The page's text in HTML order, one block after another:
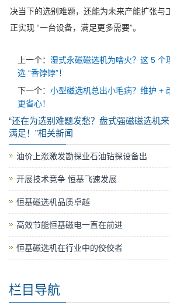
决当下的选别难题，还能为未来产能扩张与
正实现 “一台设备，满足更多需要”。
上一个： 湿式永磁磁选机为啥火？这 5 个
选 “香饽饽”！
下一个： 小型磁选机总出小毛病？维护 +
更省心！
“还在为选别难题发愁？盘式强磁磁选机
满足！”相关新闻
油价上涨激发勘探业石油钻探设备出
开展技术竞争 恒基飞速发展
恒基磁选机品质卓越
高效节能恒基磁电一直在前进
恒基磁选机在行业中的佼佼者
栏目导航